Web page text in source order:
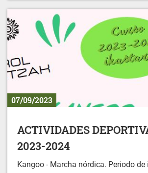
07/09/2023
ACTIVIDADES
2023-2024
Kangoo - Marcha nórdica. Periodo